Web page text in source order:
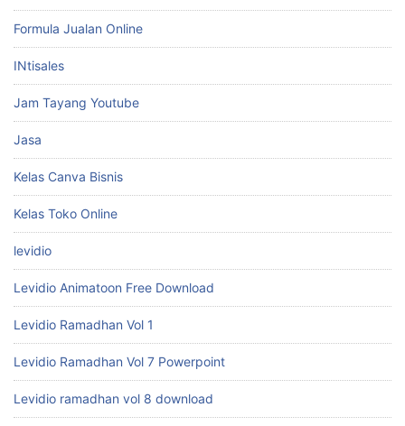
Formula Jualan Online
INtisales
Jam Tayang Youtube
Jasa
Kelas Canva Bisnis
Kelas Toko Online
levidio
Levidio Animatoon Free Download
Levidio Ramadhan Vol 1
Levidio Ramadhan Vol 7 Powerpoint
Levidio ramadhan vol 8 download